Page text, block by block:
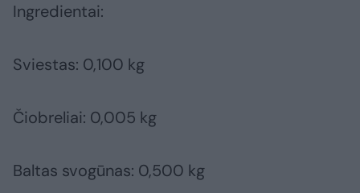
Ingredientai:
Sviestas: 0,100 kg
Čiobreliai: 0,005 kg
Baltas svogūnas: 0,500 kg